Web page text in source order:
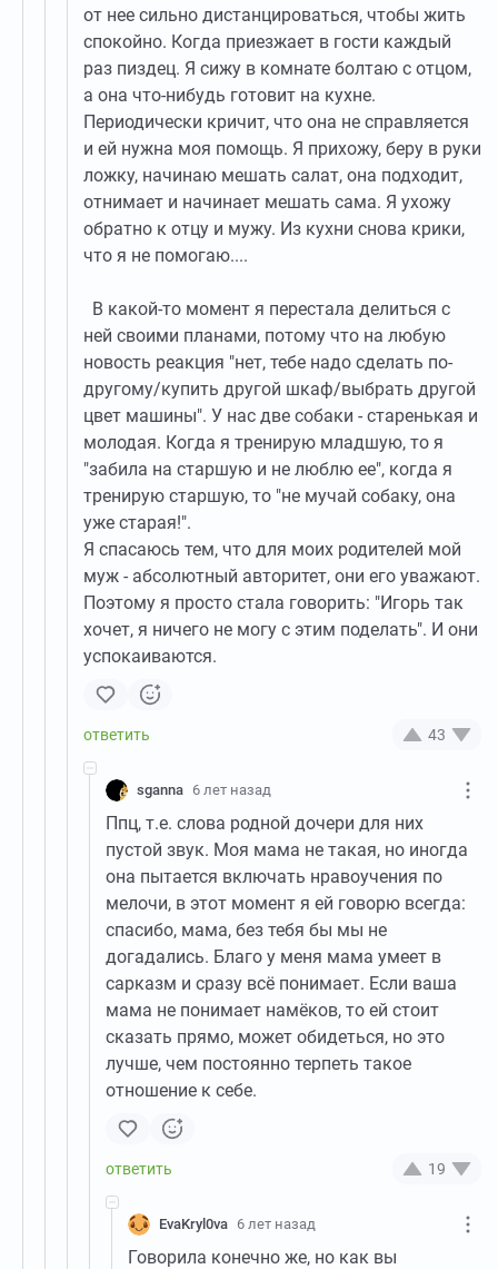
от нее сильно дистанцироваться, чтобы жить
спокойно. Когда приезжает в гости каждый
раз пиздец. Я сижу в комнате болтаю с отцом,
а она что-нибудь готовит на кухне.
Периодически кричит, что она не справляется
и ей нужна моя помощь. Я прихожу, беру в руки
ложку, начинаю мешать салат, она подходит,
отнимает и начинает мешать сама. Я ухожу
обратно к отцу и мужу. Из кухни снова крики,
что я не помогаю....
В какой-то момент я перестала делиться с
ней своими планами, потому что на любую
новость реакция "нет, тебе надо сделать по-
другому/купить другой шкаф/выбрать другой
цвет машины". У нас две собаки - старенькая и
молодая. Когда я тренирую младшую, то я
"забила на старшую и не люблю ее", когда я
тренирую старшую, то "не мучай собаку, она
уже старая!".
Я спасаюсь тем, что для моих родителей мой
муж - абсолютный авторитет, они его уважают.
Поэтому я просто стала говорить: "Игорь так
хочет, я ничего не могу с этим поделать". И они
успокаиваются.
43
sganna 6 лет назад
Ппц, т.е. слова родной дочери для них
пустой звук. Моя мама не такая, но иногда
она пытается включать нравоучения по
мелочи, в этот момент я ей говорю всегда:
спасибо, мама, без тебя бы мы не
догадались. Благо у меня мама умеет в
сарказм и сразу всё понимает. Если ваша
мама не понимает намёков, то ей стоит
сказать прямо, может обидеться, но это
лучше, чем постоянно терпеть такое
отношение к себе.
19
EvaKryl0va 6 лет назад
Говорила конечно же, но как вы